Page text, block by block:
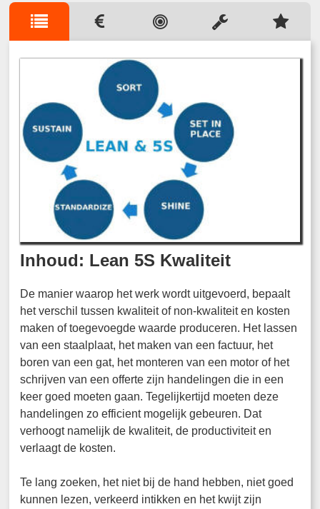
Inhoud: Lean 5S Kwaliteit
De manier waarop het werk wordt uitgevoerd, bepaalt
het verschil tussen kwaliteit of non-kwaliteit en kosten
maken of toegevoegde waarde produceren. Het lassen
van een staalplaat, het maken van een factuur, het
boren van een gat, het monteren van een motor of het
schrijven van een offerte zijn handelingen die in een
keer goed moeten gaan. Tegelijkertijd moeten deze
handelingen zo efficient mogelijk gebeuren. Dat
verhoogt namelijk de kwaliteit, de productiviteit en
verlaagt de kosten.
Te lang zoeken, het niet bij de hand hebben, niet goed
kunnen lezen, verkeerd intikken en het kwijt zijn